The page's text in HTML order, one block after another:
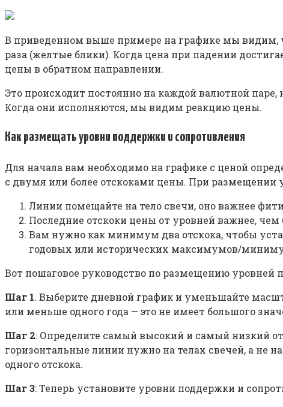
В приведенном выше примере на графике мы видим,
раза (желтые блики). Когда цена при падении
цены в обратном направлении.
Это происходит постоянно на каждой валютной
Когда они исполняются, мы видим реакцию цены.
Как размещать уровни поддержки и сопротивления
Для начала вам необходимо на графике с ценой
с двумя или более отскоками цены. При
Линии помещайте на тело свечи, оно важнее
Последние отскоки цены от уровней важнее,
Вам нужно как минимум два отскока, чтобы
годовых или исторических максимумов/
Вот пошаговое руководство по размещению уровней
Шаг 1. Выберите дневной график и уменьшайте
или меньше одного года — это не имеет большого
Шаг 2: Определите самый высокий и самый низкий
горизонтальные линии нужно на телах свечей, а не
одного отскока.
Шаг 3: Теперь установите уровни поддержки и